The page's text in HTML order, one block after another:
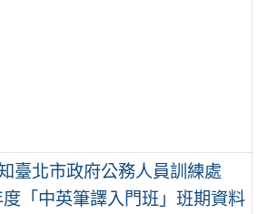
臺北市政府公務人員訓練處
「中英筆譯入門班」班期資料